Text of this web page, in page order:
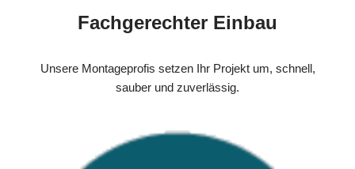
Fachgerechter Einbau
Unsere Montageprofis setzen Ihr Projekt um, schnell,
sauber und zuverlässig.